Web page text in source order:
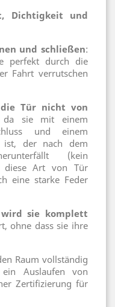
Dichtigkeit und
und schließen:
perfekt durch die
Fahrt verrutschen
die Tür nicht von
sie mit einem
und einem
ist, der nach dem
(kein
diese Art von Tür
eine starke Feder
sie komplett
ohne dass sie ihre
Raum vollständig
Auslaufen von
Zertifizierung für